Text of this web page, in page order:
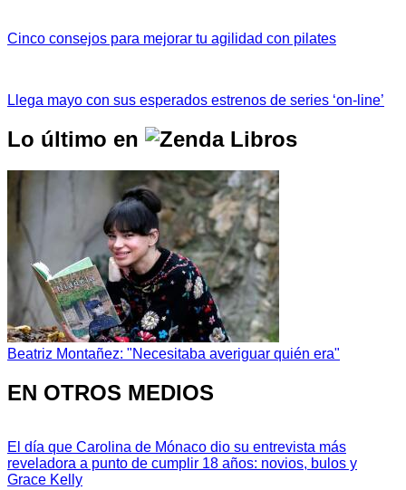
Cinco consejos para mejorar tu agilidad con pilates
Llega mayo con sus esperados estrenos de series ‘on-line’
Lo último en
Beatriz Montañez: "Necesitaba averiguar quién era"
EN OTROS MEDIOS
El día que Carolina de Mónaco dio su entrevista más
reveladora a punto de cumplir 18 años: novios, bulos y
Grace Kelly